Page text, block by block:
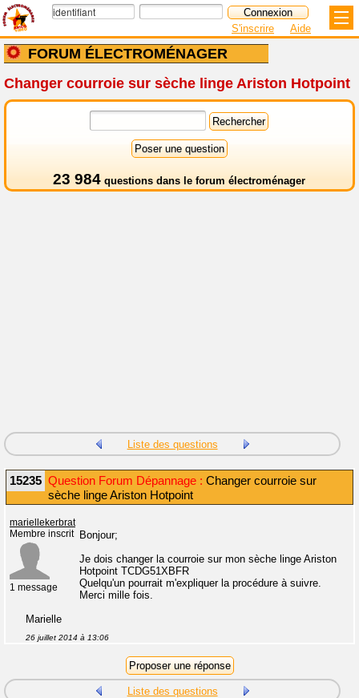
FORUM ÉLECTROMÉNAGER
S'inscrire Aide
Changer courroie sur sèche linge Ariston Hotpoint
23 984 questions dans le forum électroménager
Liste des questions
15235 Question Forum Dépannage : Changer courroie sur
sèche linge Ariston Hotpoint
mariellekerbrat
Membre inscrit
1 message
Bonjour;
Je dois changer la courroie sur mon sèche linge Ariston
Hotpoint TCDG51XBFR
Quelqu'un pourrait m'expliquer la procédure à suivre.
Merci mille fois.
Marielle
26 juillet 2014 à 13:06
Liste des questions